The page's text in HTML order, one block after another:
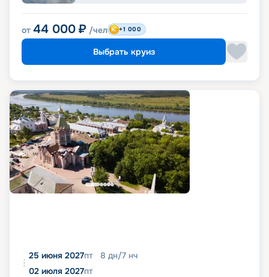
от 44 000 ₽ /чел +1 000
Выбрать круиз
25 июня 2027пт 8 дн/7 нч
02 июля 2027пт